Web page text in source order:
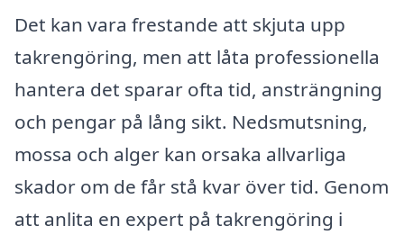
Det kan vara frestande att skjuta upp
takrengöring, men att låta professionella
hantera det sparar ofta tid, ansträngning
och pengar på lång sikt. Nedsmutsning,
mossa och alger kan orsaka allvarliga
skador om de får stå kvar över tid. Genom
att anlita en expert på takrengöring i